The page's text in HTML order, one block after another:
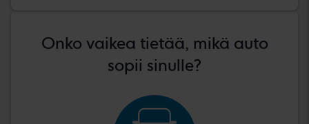
Onko vaikea tietää, mikä auto
sopii sinulle?